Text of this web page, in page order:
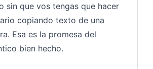
sin que vos tengas que hacer
copiando texto de una
Esa es la promesa del
bien hecho.